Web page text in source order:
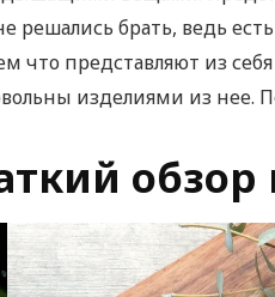
решались брать, ведь
что представляют из
изделиями из нее.
обзор